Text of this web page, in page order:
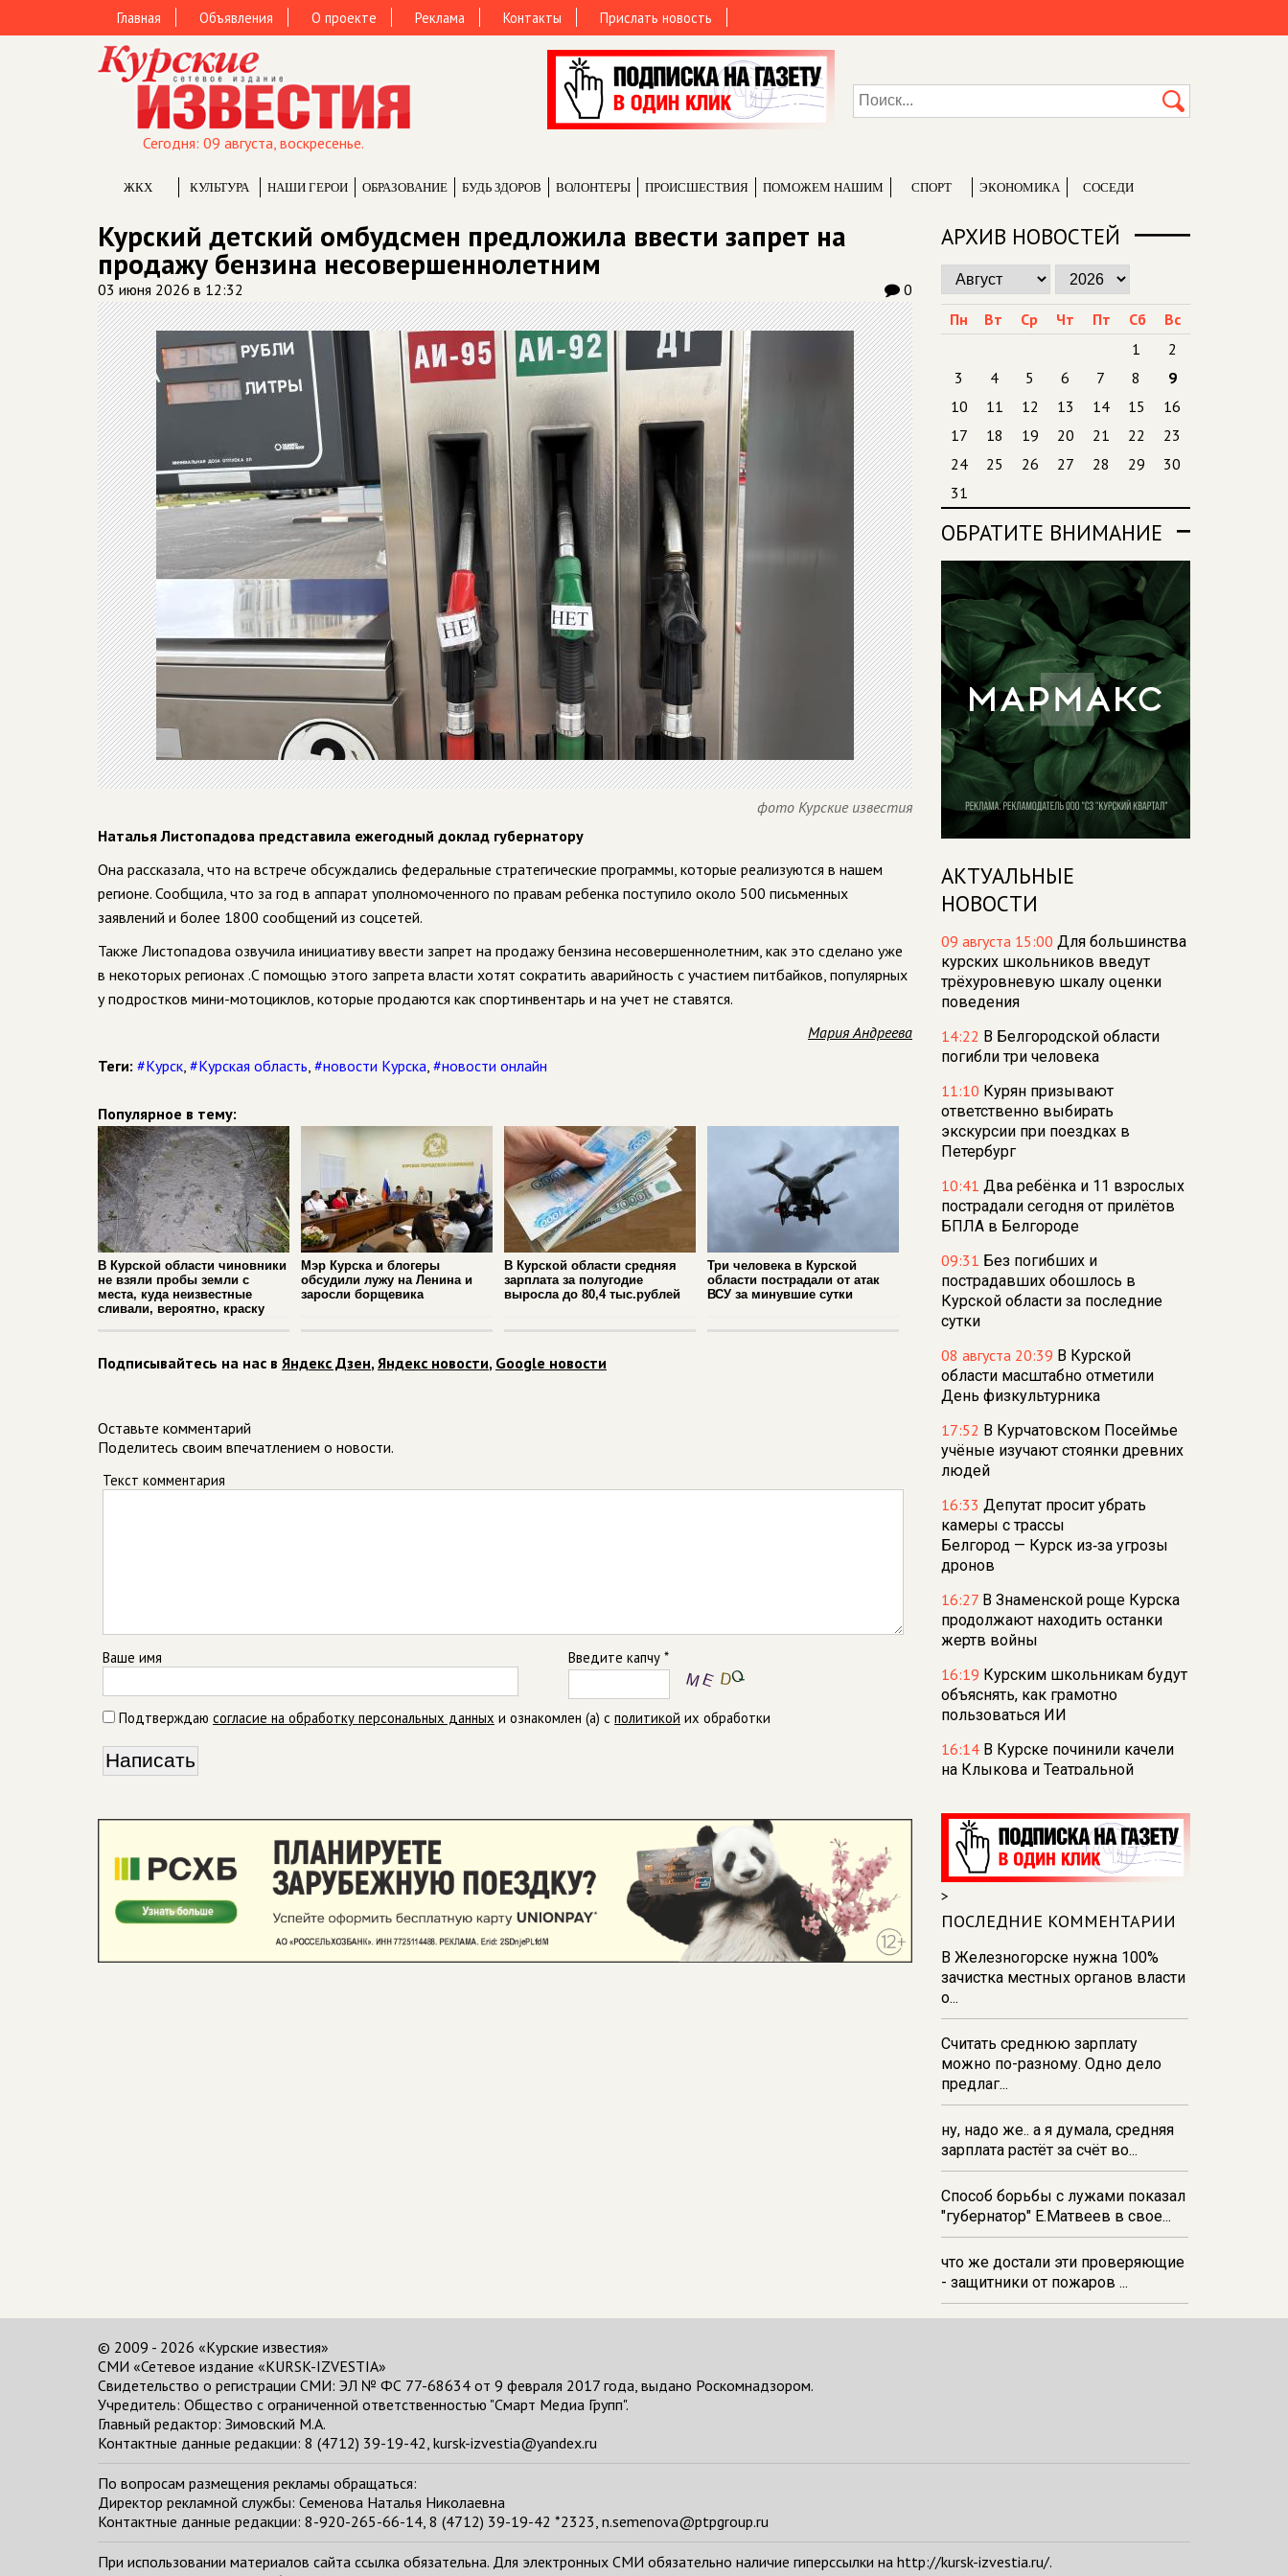
Главная Объявления О проекте Реклама Контакты Прислать новость
Сегодня: 09 августа, воскресенье.
ЖКХ КУЛЬТУРА НАШИ ГЕРОИ ОБРАЗОВАНИЕ БУДЬ ЗДОРОВ ВОЛОНТЕРЫ ПРОИCШЕСТВИЯ ПОМОЖЕМ НАШИМ СПОРТ ЭКОНОМИКА СОСЕДИ
Курский детский омбудсмен предложила ввести запрет на
продажу бензина несовершеннолетним
03 июня 2026 в 12:32 0
фото Курские известия
Наталья Листопадова представила ежегодный доклад губернатору
Она рассказала, что на встрече обсуждались федеральные стратегические программы, которые реализуются в нашем
регионе. Сообщила, что за год в аппарат уполномоченного по правам ребенка поступило около 500 письменных
заявлений и более 1800 сообщений из соцсетей.
Также Листопадова озвучила инициативу ввести запрет на продажу бензина несовершеннолетним, как это сделано уже
в некоторых регионах .С помощью этого запрета власти хотят сократить аварийность с участием питбайков, популярных
у подростков мини-мотоциклов, которые продаются как спортинвентарь и на учет не ставятся.
Мария Андреева
Теги: #Курск, #Курская область, #новости Курска, #новости онлайн
Популярное в тему:
В Курской области чиновники
не взяли пробы земли с
места, куда неизвестные
сливали, вероятно, краску
Мэр Курска и блогеры
обсудили лужу на Ленина и
заросли борщевика
В Курской области средняя
зарплата за полугодие
выросла до 80,4 тыс.рублей
Три человека в Курской
области пострадали от атак
ВСУ за минувшие сутки
Подписывайтесь на нас в Яндекс Дзен,Яндекс новости, Google новости
Оставьте комментарий
Поделитесь своим впечатлением о новости.
Текст комментария
Ваше имя Введите капчу *
Подтверждаю согласие на обработку персональных данных и ознакомлен (а) с политикой их обработки
АРХИВ НОВОСТЕЙ
Пн Вт Ср Чт Пт Сб
Вс
1
2
3
4 5 6 7 8
9
10
11 12 13 14 15
16
17
18 19 20 21 22
23
24
25 26 27 28 29
30
31
ОБРАТИТЕ ВНИМАНИЕ
АКТУАЛЬНЫЕ
НОВОСТИ
09 августа 15:00 Для большинства
курских школьников введут
трёхуровневую шкалу оценки
поведения
14:22 В Белгородской области
погибли три человека
11:10 Курян призывают
ответственно выбирать
экскурсии при поездках в
Петербург
10:41 Два ребёнка и 11 взрослых
пострадали сегодня от прилётов
БПЛА в Белгороде
09:31 Без погибших и
пострадавших обошлось в
Курской области за последние
сутки
08 августа 20:39 В Курской
области масштабно отметили
День физкультурника
17:52 В Курчатовском Посеймье
учёные изучают стоянки древних
людей
16:33 Депутат просит убрать
камеры с трассы
Белгород — Курск из‑за угрозы
дронов
16:27 В Знаменской роще Курска
продолжают находить останки
жертв войны
16:19 Курским школьникам будут
объяснять, как грамотно
пользоваться ИИ
16:14 В Курске починили качели
на Клыкова и Театральной
15:40Первый шкаф для
книгообмена появился в Курске
— всего откроют 30 точек
14:31
вывезли 68 тонн мусора из
14:22В Курске 30 пасечников
продают мёд на ярмарке
«Курский мед»
14:09В Курской области
обнаружили и обезвредили
снаряд времён ВОВ
>
ПОСЛЕДНИЕ КОММЕНТАРИИ
В Железногорске нужна 100%
зачистка местных органов власти
о...
Считать среднюю зарплату
можно по-разному. Одно дело
предлаг...
ну, надо же.. а я думала, средняя
зарплата растёт за счёт во...
Способ борьбы с лужами показал
"губернатор" Е.Матвеев в свое...
что же достали эти проверяющие
- защитники от пожаров ...
© 2009 - 2026 «Курские известия»
СМИ «Сетевое издание «KURSK-IZVESTIA»
Свидетельство о регистрации СМИ: ЭЛ № ФС 77-68634 от 9 февраля 2017 года, выдано Роскомнадзором.
Учредитель: Общество с ограниченной ответственностью "Смарт Медиа Групп".
Главный редактор: Зимовский М.А.
Контактные данные редакции: 8 (4712) 39-19-42, kursk-izvestia@yandex.ru
По вопросам размещения рекламы обращаться:
Директор рекламной службы: Семенова Наталья Николаевна
Контактные данные редакции: 8-920-265-66-14, 8 (4712) 39-19-42 *2323, n.semenova@ptpgroup.ru
При использовании материалов сайта ссылка обязательна. Для электронных СМИ обязательно наличие гиперссылки на http://kursk-izvestia.ru/.